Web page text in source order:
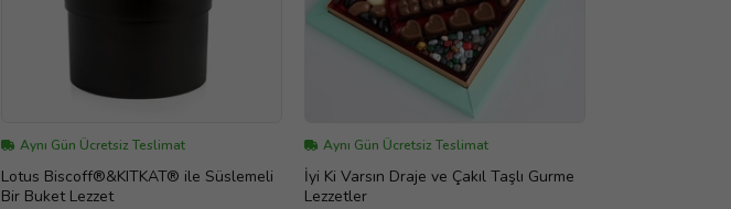
Aynı Gün Ücretsiz Teslimat
Lotus Biscoff®&KITKAT® ile Süslemeli
Bir Buket Lezzet
Aynı Gün Ücretsiz Teslimat
İyi Ki Varsın Draje ve Çakıl Taşlı Gurme
Lezzetler